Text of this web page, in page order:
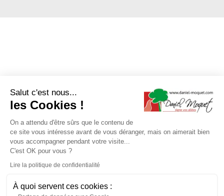
Salut c'est nous...
les Cookies !
On a attendu d'être sûrs que le contenu de
ce site vous intéresse avant de vous déranger, mais on aimerait bien
vous accompagner pendant votre visite...
C'est OK pour vous ?
Lire la politique de confidentialité
À quoi servent ces cookies :